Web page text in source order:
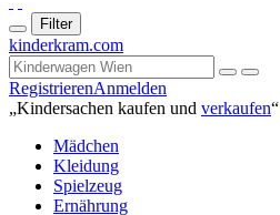
Filter
kinderkram.com
RegistrierenAnmelden
„Kindersachen kaufen und verkaufen“
Mädchen
Kleidung
Spielzeug
Ernährung